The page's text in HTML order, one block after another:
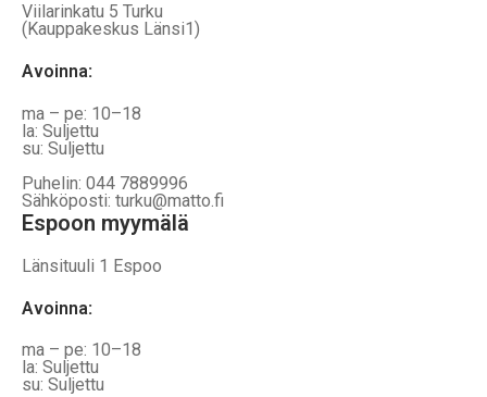
Viilarinkatu 5 Turku
(Kauppakeskus Länsi1)
Avoinna:
ma – pe: 10–18
la: Suljettu
su: Suljettu
Puhelin: 044 7889996
Sähköposti: turku@matto.fi
Espoon myymälä
Länsituuli 1 Espoo
Avoinna:
ma – pe: 10–18
la: Suljettu
su: Suljettu